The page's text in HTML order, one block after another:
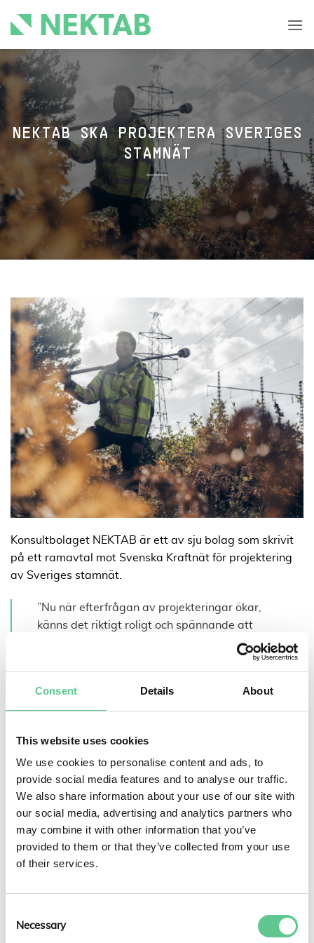
Consent Details About
This website uses cookies
We use cookies to personalise content and ads, to
provide social media features and to analyse our traffic.
We also share information about your use of our site with
our social media, advertising and analytics partners who
may combine it with other information that you’ve
provided to them or that they’ve collected from your use
of their services.
Selection
Necessary
NEKTAB SKA PROJEKTERA SVERIGES
STAMNÄT
Konsultbolaget NEKTAB är ett av sju bolag som skrivit
på ett ramavtal mot Svenska Kraftnät för projektering
av Sveriges stamnät.
”Nu när efterfrågan av projekteringar ökar,
känns det riktigt roligt och spännande att
NEKTAB är ett av de få bolagen som har fått
möjlighet att leverera projektering av stamnät i
säger Henrik Hedbom, affärsutvecklingschef på
NEKTAB.
Ramavtalet trädde i kraft den 1 september i år och
gäller under tre år. Svenska Kraftnätkan efter denna
period förlänga avtalet med ytterligare ett år i taget
upp till tre år.
Förutom projektering av kraftledningar inom stamnätet
kommer det även finnas möjlighet till kabelprojektering
och geotekniska markundersökningar. Kompetenserna
angränsande kompetenser.